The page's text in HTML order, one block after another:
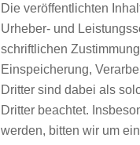
Die veröffentlichten
Urheber- und
schriftlichen
Einspeicherung,
Dritter sind dabei als
Dritter beachtet.
werden, bitten wir um